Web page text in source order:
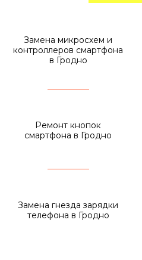
Замена микросхем и
контроллеров смартфона
в Гродно
Ремонт кнопок
смартфона в Гродно
Замена гнезда зарядки
телефона в Гродно